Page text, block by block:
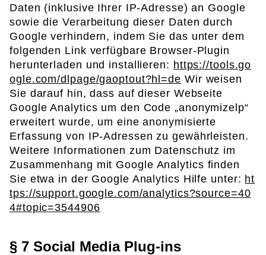
Daten (inklusive Ihrer IP-Adresse) an Google
sowie die Verarbeitung dieser Daten durch
Google verhindern, indem Sie das unter dem
folgenden Link verfügbare Browser-Plugin
herunterladen und installieren: https://tools.go
ogle.com/dlpage/gaoptout?hl=de Wir weisen
Sie darauf hin, dass auf dieser Webseite
Google Analytics um den Code „anonymizelp“
erweitert wurde, um eine anonymisierte
Erfassung von IP-Adressen zu gewährleisten.
Weitere Informationen zum Datenschutz im
Zusammenhang mit Google Analytics finden
Sie etwa in der Google Analytics Hilfe unter: ht
tps://support.google.com/analytics?source=40
4#topic=3544906
§ 7 Social Media Plug-ins